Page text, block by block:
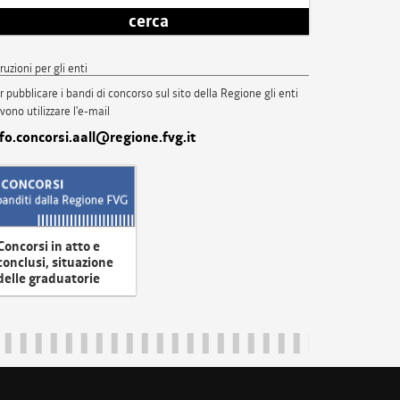
cerca
per gli enti
pubblicare i bandi di concorso sul sito della Regione gli enti
utilizzare l'e-mail
in atto e
situazione
graduatorie